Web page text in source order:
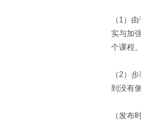
（1）
实与加
个课程
（2）
到没有
（发布